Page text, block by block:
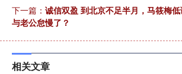
下一篇： 诚信双盈 到北京不足半月，马筱梅
与老公怠慢了？
相关文章